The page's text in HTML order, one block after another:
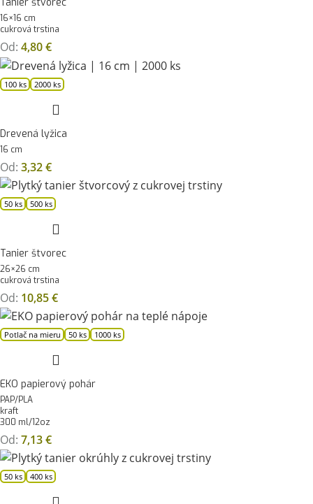
Tanier štvorec
16×16 cm
cukrová trstina
Od: 4,80€
100 ks 2000 ks
Drevená lyžica
16 cm
Od: 3,32€
50 ks 500 ks
Tanier štvorec
26×26 cm
cukrová trstina
Od: 10,85€
Potlač na mieru 50 ks 1000 ks
EKO papierový pohár
PAP/PLA
kraft
300 ml/12oz
Od: 7,13€
50 ks 400 ks